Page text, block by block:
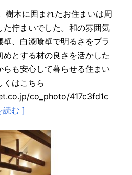
樹木に囲まれたお住まいは周
た佇まいでした。和の雰囲気
、白漆喰壁で明るさをプラ
めとする材の良さを活かした
らも安心して暮らせる住まい
はこちら
co_photo/417c3fd1c
読む ]